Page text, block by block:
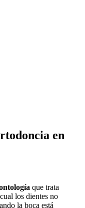
en
que trata
los dientes no
la boca está